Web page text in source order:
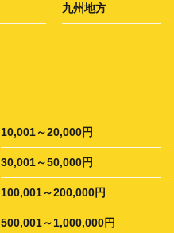
九州地方
10,001～20,000円
30,001～50,000円
100,001～200,000円
500,001～1,000,000円